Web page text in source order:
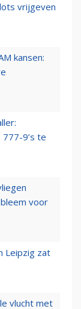
vrijgeven
kansen:
9’s te
voor
Leipzig zat
vlucht met